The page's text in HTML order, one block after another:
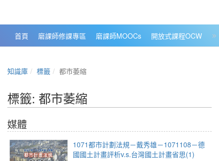
首頁 磨課師修課專區 磨課師MOOCs 開放式課程OCW
知識庫 標籤 都市萎縮
標籤: 都市萎縮
媒體
1071都市計劃法規－戴秀雄－1071108－德
國國土計畫評析v.s.台灣國土計畫省思(1)